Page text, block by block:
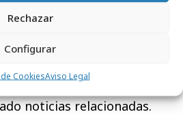
Rechazar
Configurar
CookiesAviso Legal
noticias relacionadas.